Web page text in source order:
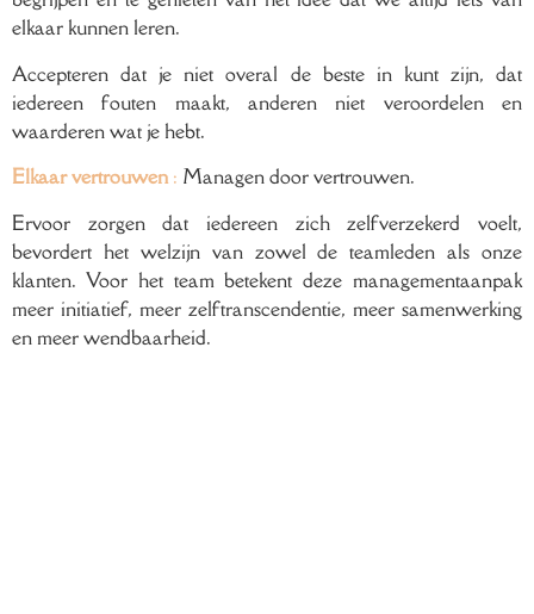
elkaar kunnen leren.
Accepteren dat je niet overal de beste in kunt zijn, dat
iedereen fouten maakt, anderen niet veroordelen en
waarderen wat je hebt.
Elkaar vertrouwen: Managen door vertrouwen.
Ervoor zorgen dat iedereen zich zelfverzekerd voelt,
bevordert het welzijn van zowel de teamleden als onze
klanten. Voor het team betekent deze managementaanpak
meer initiatief, meer zelftranscendentie, meer samenwerking
en meer wendbaarheid.